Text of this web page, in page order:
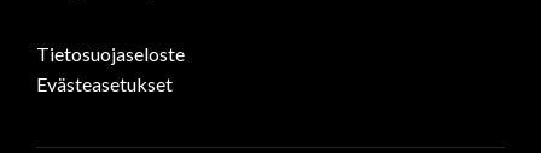
Tietosuojaseloste
Evästeasetukset